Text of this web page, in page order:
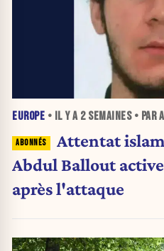
EUROPE • IL Y A 2 SEMAINES• PAR
Attentat
Abdul Ballout
après l'attaque